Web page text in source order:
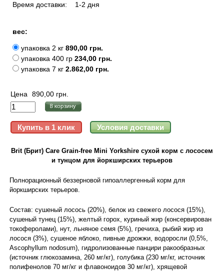
Время доставки:
1-2 дня
вес:
упаковка 2 кг 890,00 грн.
упаковка 400 гр 234,00 грн.
упаковка 7 кг 2.862,00 грн.
Цена 890,00 грн.
Brit (Брит) Care Grain-free Mini Yorkshire сухой корм с лососем
и тунцом для йоркширских терьеров
Полнорационный беззерновой гипоаллергенный корм для
йоркширских терьеров.
Состав: сушеный лосось (20%), белок из свежего лосося (15%),
сушеный тунец (15%), желтый горох, куриный жир (консервирован
токоферолами), нут, льняное семя (5%), гречиха, рыбий жир из
лосося (3%), сушеное яблоко, пивные дрожжи, водоросли (0,5%,
Ascophyllum nodosum), гидролизованные панцири ракообразных
(источник глюкозамина, 260 мг/кг), голубика (230 мг/кг, источник
полифенолов 70 мг/кг и флавоноидов 30 мг/кг), хрящевой